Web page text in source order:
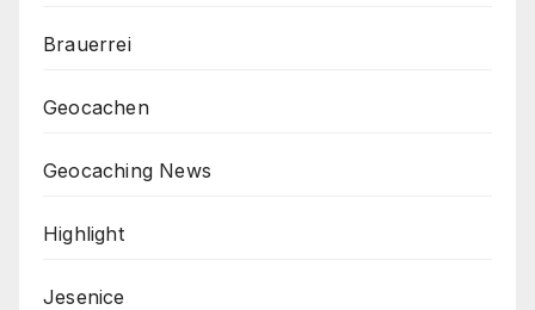
Brauerrei
Geocachen
Geocaching News
Highlight
Jesenice